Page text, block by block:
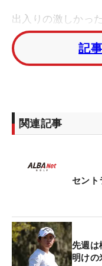
出入りの激しかっ
日目は連続ボギー
ートルにつけた9番
ィを奪取した。こ
ティショットがグ
ーすれば池という
択肢もあったが、
とはいえ、不安視
ている。このフロ
記
関連記事
セント
先週
明けの